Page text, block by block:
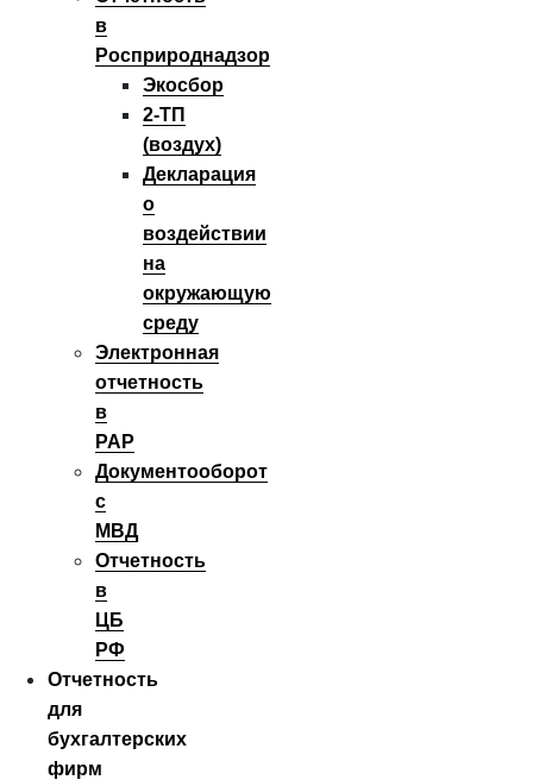
в
Росприроднадзор
Экосбор
2‑ТП
(воздух)
Декларация
о
воздействии
на
окружающую
среду
Электронная
отчетность
в
РАР
Документооборот
с
МВД
Отчетность
в
ЦБ
РФ
Отчетность
для
бухгалтерских
фирм